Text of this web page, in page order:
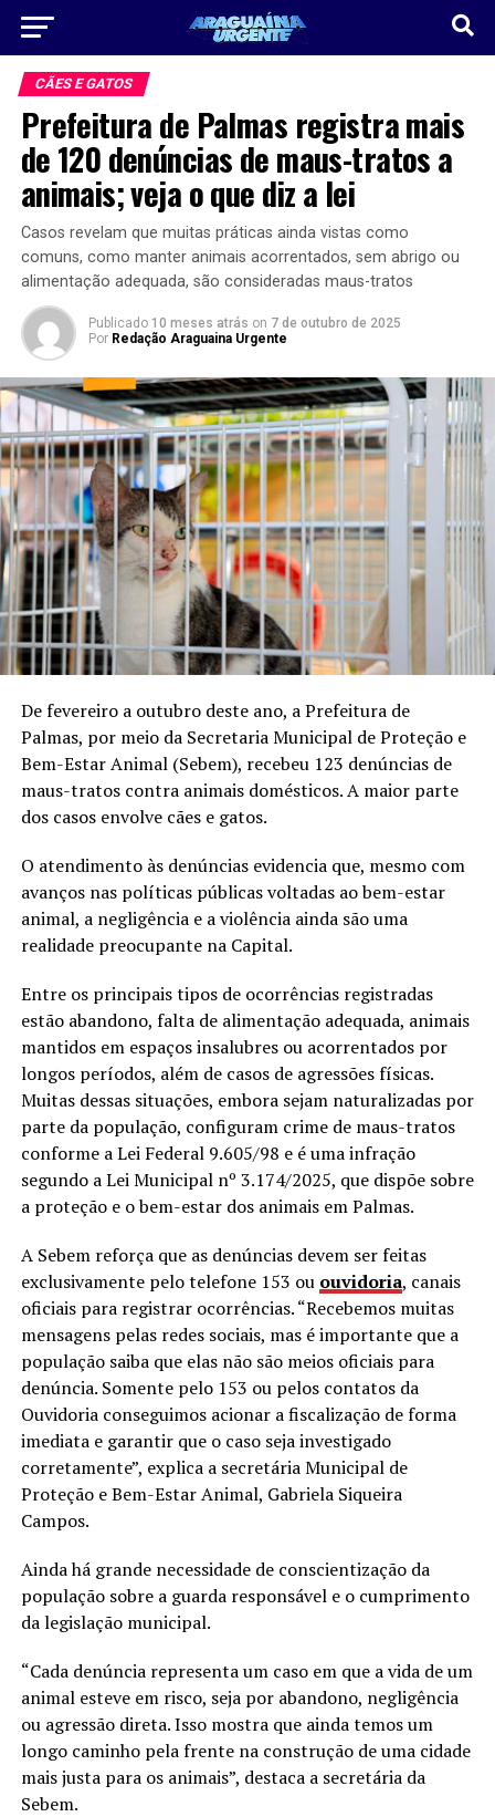
CÃES E GATOS
Prefeitura de Palmas registra mais
de 120 denúncias de maus-tratos a
animais; veja o que diz a lei
Casos revelam que muitas práticas ainda vistas como
comuns, como manter animais acorrentados, sem abrigo ou
alimentação adequada, são consideradas maus-tratos
Publicado 10 meses atrás on 7 de outubro de 2025
Por Redação Araguaina Urgente
De fevereiro a outubro deste ano, a Prefeitura de
Palmas, por meio da Secretaria Municipal de Proteção e
Bem-Estar Animal (Sebem), recebeu 123 denúncias de
maus-tratos contra animais domésticos. A maior parte
dos casos envolve cães e gatos.
O atendimento às denúncias evidencia que, mesmo com
avanços nas políticas públicas voltadas ao bem-estar
animal, a negligência e a violência ainda são uma
realidade preocupante na Capital.
Entre os principais tipos de ocorrências registradas
estão abandono, falta de alimentação adequada, animais
mantidos em espaços insalubres ou acorrentados por
longos períodos, além de casos de agressões físicas.
Muitas dessas situações, embora sejam naturalizadas por
parte da população, configuram crime de maus-tratos
conforme a Lei Federal 9.605/98 e é uma infração
segundo a Lei Municipal nº 3.174/2025, que dispõe sobre
a proteção e o bem-estar dos animais em Palmas.
A Sebem reforça que as denúncias devem ser feitas
exclusivamente pelo telefone 153 ou ouvidoria, canais
oficiais para registrar ocorrências. “Recebemos muitas
mensagens pelas redes sociais, mas é importante que a
população saiba que elas não são meios oficiais para
denúncia. Somente pelo 153 ou pelos contatos da
Ouvidoria conseguimos acionar a fiscalização de forma
imediata e garantir que o caso seja investigado
corretamente”, explica a secretária Municipal de
Proteção e Bem-Estar Animal, Gabriela Siqueira
Campos.
Ainda há grande necessidade de conscientização da
população sobre a guarda responsável e o cumprimento
da legislação municipal.
“Cada denúncia representa um caso em que a vida de um
animal esteve em risco, seja por abandono, negligência
ou agressão direta. Isso mostra que ainda temos um
longo caminho pela frente na construção de uma cidade
mais justa para os animais”, destaca a secretária da
Sebem.